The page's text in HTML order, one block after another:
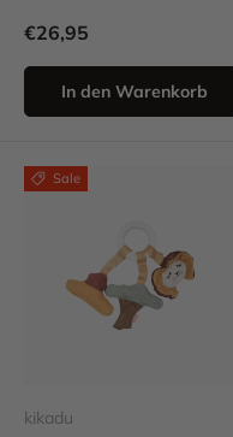
€26,95
In den Warenkorb
Sale
kikadu